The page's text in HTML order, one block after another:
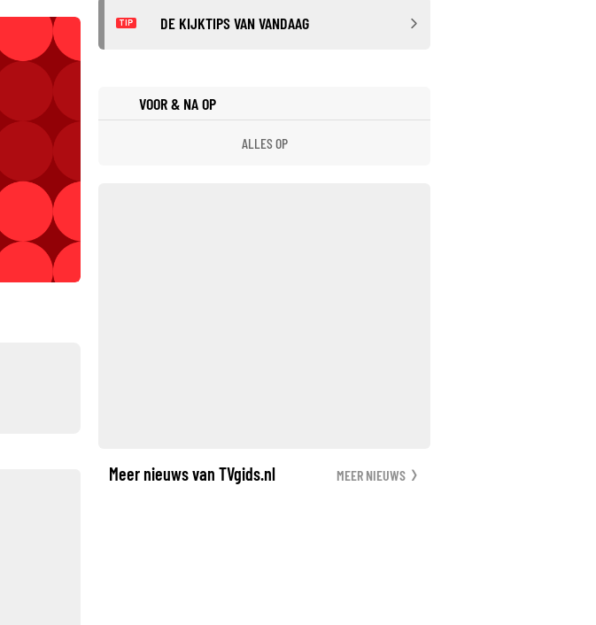
TIP DE KIJKTIPS VAN VANDAAG
VOOR & NA OP
ALLES OP
Meer nieuws van TVgids.nl MEER NIEUWS